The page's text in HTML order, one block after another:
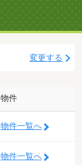
変更する
物件
物件一覧へ
物件一覧へ